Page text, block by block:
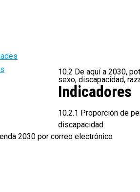
10.2 De aquí a 2030,
sexo, discapacidad,
Indicadores
10.2.1 Proporción de
discapacidad
2030 por correo electrónico